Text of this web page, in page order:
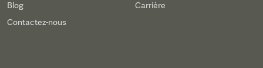
Blog
Contactez-nous
Carrière